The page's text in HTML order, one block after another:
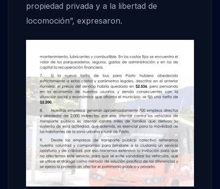
propiedad privada y a la libertad de
locomoción”, expresaron.